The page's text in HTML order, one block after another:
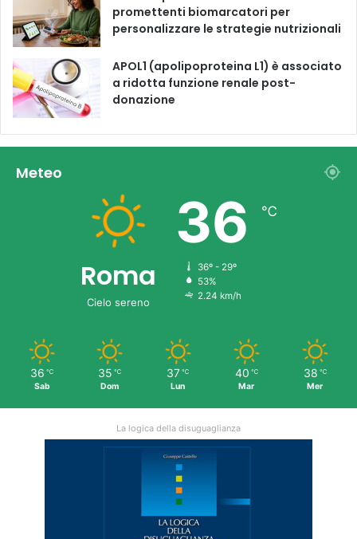
promettenti biomarcatori per
personalizzare le strategie nutrizionali
APOL1 (apolipoproteina L1) è associato
a ridotta funzione renale post-
donazione
Meteo
Roma
Cielo sereno
36 ℃
36º - 29º
53%
2.24 km/h
36 ℃
Sab
35 ℃
Dom
37 ℃
Lun
40 ℃
Mar
38 ℃
Mer
La logica della disuguaglianza